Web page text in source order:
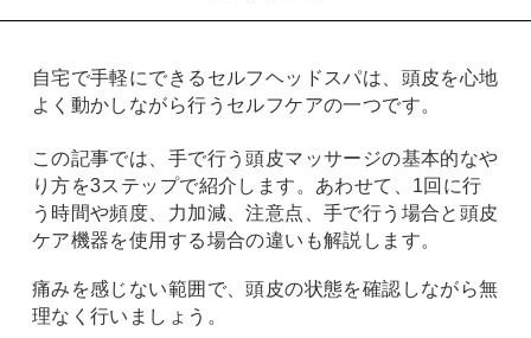
自宅で手軽にできるセルフヘッドスパは、頭皮を心地
よく動かしながら行うセルフケアの一つです。
この記事では、手で行う頭皮マッサージの基本的なや
り方を3ステップで紹介します。あわせて、1回に行
う時間や頻度、力加減、注意点、手で行う場合と頭皮
ケア機器を使用する場合の違いも解説します。
痛みを感じない範囲で、頭皮の状態を確認しながら無
理なく行いましょう。